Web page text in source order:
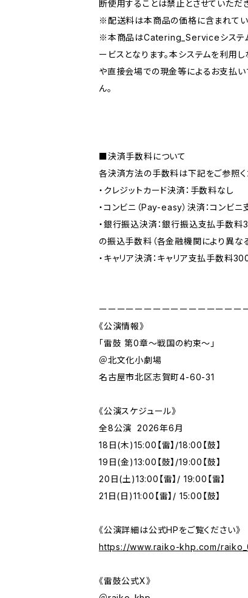
断使用することは禁止とさせていただき
※配送料は本商品の価格に含まれてい
※本商品はCatering_Serviceシステ
ービスとなります。本システムを利用
や直接会場での現金等によるお支払
ん。
■決済手数料について
各決済方法の手数料は下記をご参照く
・クレジットカード決済：手数料なし
・コンビニ（Pay-easy）決済：コンビ
・銀行振込決済：銀行振込支払手数料
の振込手数料（各金融機関により異なる
・キャリア決済：キャリア支払手数料300
ーーーーーーーーーーーーーーーー
《公演情報》
「雷鼓 第0章〜戦国の約束〜」
＠北文化小劇場
名古屋市北区志賀町4-60-31
《公演スケジュール》
全8公演 2026年6月
18日(木)15:00【雷】/18:00【鼓】
19日(金)13:00【鼓】/19:00【鼓】
20日(土)13:00【雷】/ 19:00【雷】
21日(日)11:00【雷】/ 15:00【鼓】
《公演詳細は公式HPをご覧ください》
https://www.raiko-khp.com/
《雷鼓公式X》